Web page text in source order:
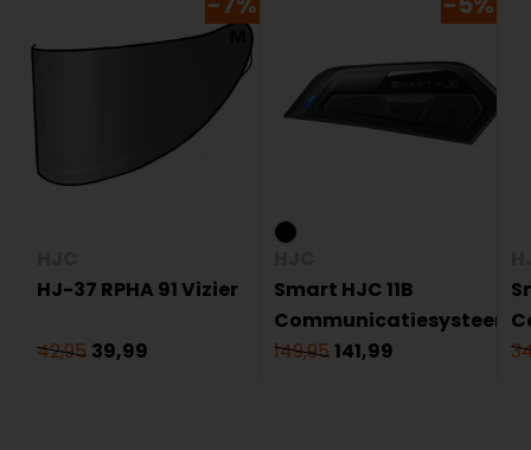
HJ-37 RPHA 91 Vizier
42,95 39,99
Smart HJC 11B
Communicatiesysteem
149,95 141,99